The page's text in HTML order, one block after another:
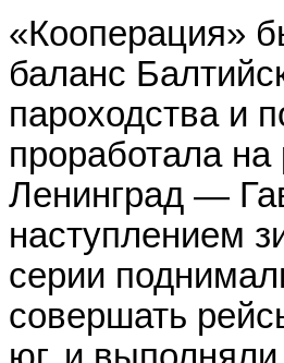
«Кооперация»
баланс
пароходства и
проработала на
Ленинград —
наступлением
серии
совершать